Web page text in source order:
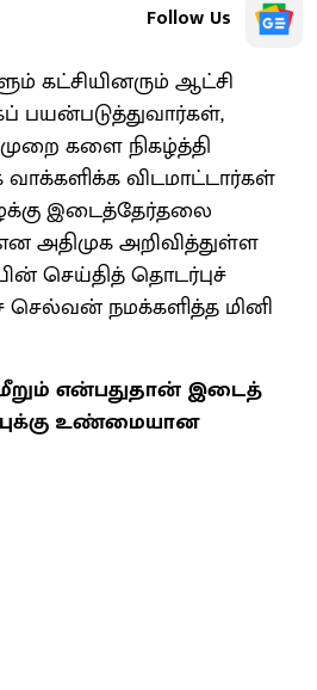
Follow Us
கட்சியினரும் ஆட்சி
பயன்படுத்துவார்கள்,
களை நிகழ்த்தி
வாக்களிக்க விடமாட்டார்கள்
இடைத்தேர்தலை
அதிமுக அறிவித்துள்ள
செய்தித் தொடர்புச்
நமக்களித்த மினி
என்பதுதான் இடைத்
உண்மையான